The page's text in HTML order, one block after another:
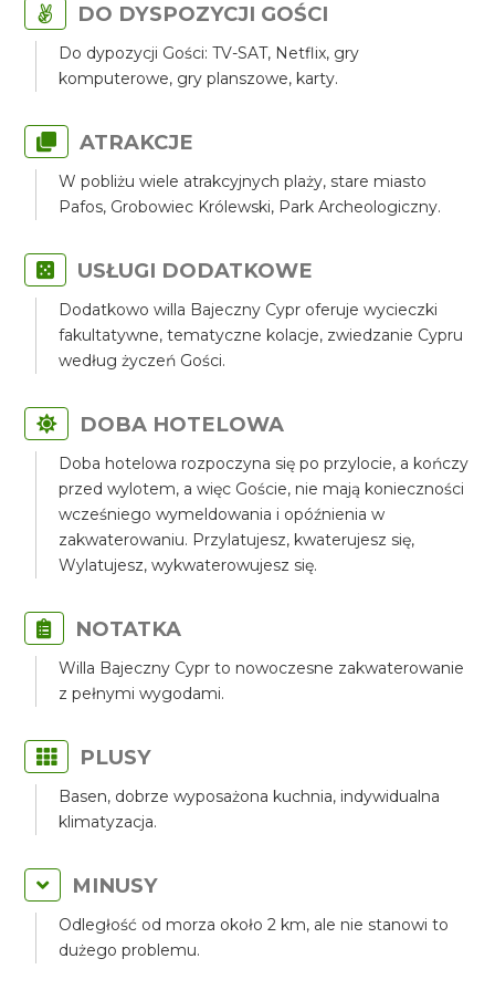
DO DYSPOZYCJI GOŚCI
Do dypozycji Gości: TV-SAT, Netflix, gry
komputerowe, gry planszowe, karty.
ATRAKCJE
W pobliżu wiele atrakcyjnych plaży, stare miasto
Pafos, Grobowiec Królewski, Park Archeologiczny.
USŁUGI DODATKOWE
Dodatkowo willa Bajeczny Cypr oferuje wycieczki
fakultatywne, tematyczne kolacje, zwiedzanie Cypru
według życzeń Gości.
DOBA HOTELOWA
Doba hotelowa rozpoczyna się po przylocie, a kończy
przed wylotem, a więc Goście, nie mają konieczności
wcześniego wymeldowania i opóźnienia w
zakwaterowaniu. Przylatujesz, kwaterujesz się,
Wylatujesz, wykwaterowujesz się.
NOTATKA
Willa Bajeczny Cypr to nowoczesne zakwaterowanie
z pełnymi wygodami.
PLUSY
Basen, dobrze wyposażona kuchnia, indywidualna
klimatyzacja.
MINUSY
Odległość od morza około 2 km, ale nie stanowi to
dużego problemu.